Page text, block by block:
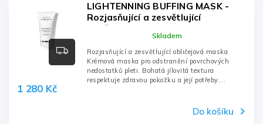
LIGHTENNING BUFFING MASK -
Rozjasňující a zesvětlující
obličejová maska - 75ml, tuba
Skladem
1 280 Kč
Do košíku
Rozjasňující a zesvětlující obličejová maska
Krémová maska pro odstranění povrchových
nedostatků pleti. Bohatá jílovitá textura
respektuje zdravou pokožku a její potřeby....